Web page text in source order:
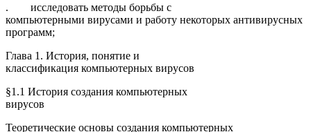
. исследовать методы борьбы с
компьютерными вирусами и работу некоторых антивирусных
программ;
Глава 1. История, понятие и
классификация компьютерных вирусов
§1.1 История создания компьютерных
вирусов
Теоретические основы создания компьютерных